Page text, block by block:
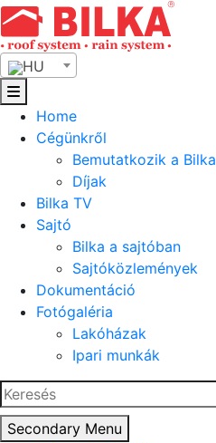
Skip
to
content
HU
Home
Cégünkről
Bemutatkozik a Bilka
Díjak
Bilka TV
Sajtó
Bilka a sajtóban
Sajtóközlemények
Dokumentáció
Fotógaléria
Lakóházak
Ipari munkák
Keresés:
Secondary Menu